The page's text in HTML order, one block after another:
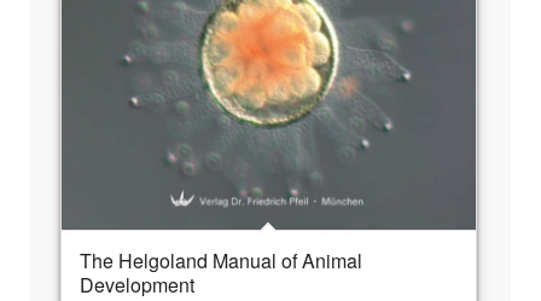
The Helgoland Manual of Animal
Development